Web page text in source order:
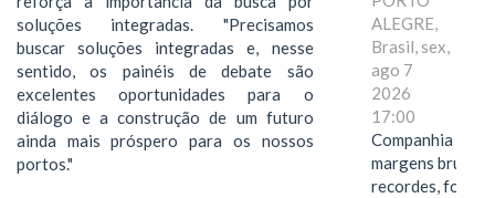
soluções integradas. "Precisamos
buscar soluções integradas e, nesse
sentido, os painéis de debate são
excelentes oportunidades para o
diálogo e a construção de um futuro
ainda mais próspero para os nossos
portos."
ALEGRE,
Brasil, sex,
ago 7
2026
17:00
Companhia
margens brutas
recordes,